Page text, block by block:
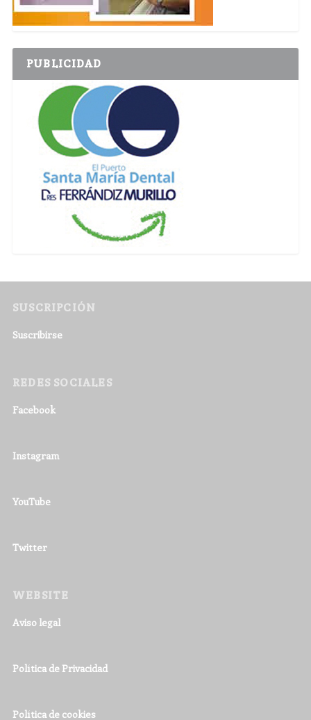
PUBLICIDAD
SUSCRIPCIÓN
Suscribirse
REDES SOCIALES
Facebook
Instagram
YouTube
Twitter
WEBSITE
Aviso legal
Política de Privacidad
Política de cookies